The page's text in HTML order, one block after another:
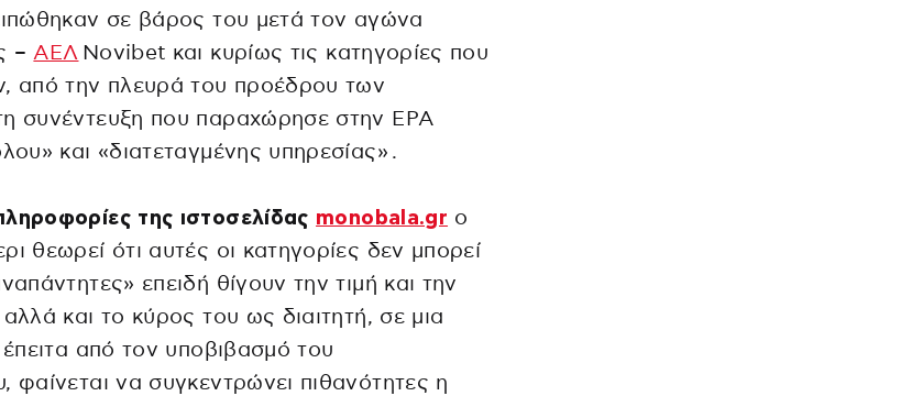
σε βάρος του μετά τον αγώνα
–ΑΕΛ Novibet και κυρίως τις κατηγορίες που
από την πλευρά του προέδρου των
συνέντευξη που παραχώρησε στην ΕΡΑ
και «διατεταγμένης υπηρεσίας» .
της ιστοσελίδας monobala.gr ο
θεωρεί ότι αυτές οι κατηγορίες δεν μπορεί
επειδή θίγουν την τιμή και την
και το κύρος του ως διαιτητή, σε μια
από τον υποβιβασμό του
φαίνεται να συγκεντρώνει πιθανότητες η